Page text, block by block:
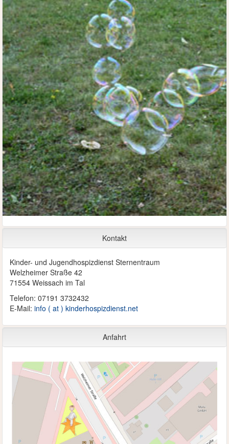
Kontakt
Kinder- und Jugendhospizdienst Sternentraum
Welzheimer Straße 42
71554 Weissach im Tal
Telefon: 07191 3732432
E-Mail: info ( at ) kinderhospizdienst.net
Anfahrt